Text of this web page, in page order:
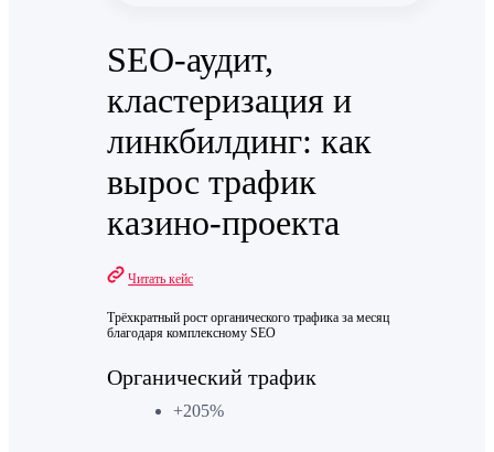
SEO-аудит,
кластеризация и
линкбилдинг: как
вырос трафик
казино-проекта
Читать кейс
Трёхкратный рост органического трафика за месяц
благодаря комплексному SEO
Органический трафик
+205%